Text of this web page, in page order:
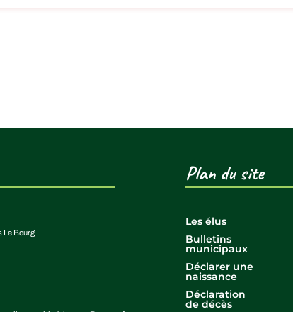
Le Bourg
Plan du site
Les élus
Bulletins
municipaux
Déclarer une
naissance
Déclaration
de décès